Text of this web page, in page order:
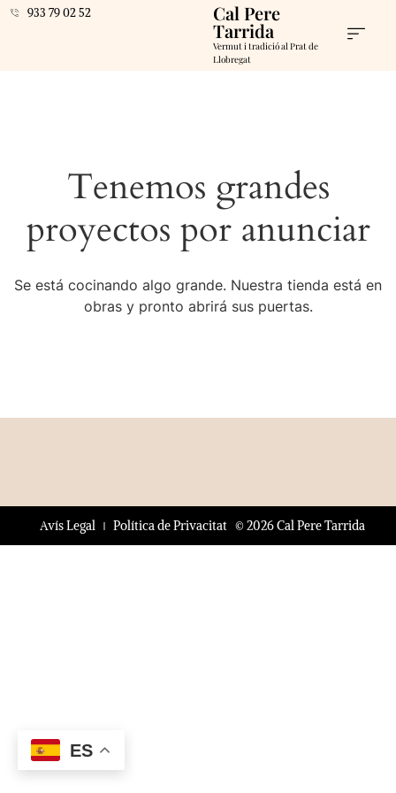
933 79 02 52 Cal Pere
Tarrida
Vermut i tradició al Prat de
Llobregat
Tenemos grandes
proyectos por anunciar
Se está cocinando algo grande. Nuestra tienda está en
obras y pronto abrirá sus puertas.
© 2026 Cal Pere Tarrida
Avís Legal Política de Privacitat
ES